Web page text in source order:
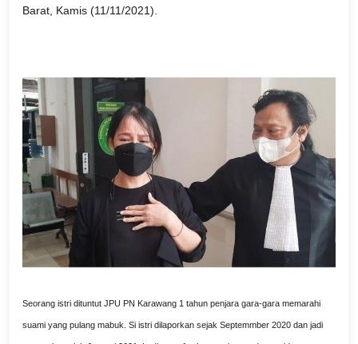
Barat, Kamis (11/11/2021).
Seorang istri dituntut JPU PN Karawang 1 tahun penjara gara-gara memarahi
suami yang pulang mabuk. Si istri dilaporkan sejak Septemmber 2020 dan jadi